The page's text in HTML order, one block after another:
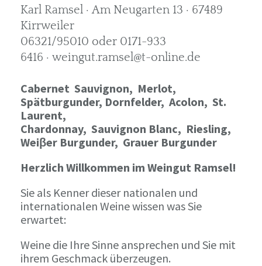
Karl Ramsel · Am Neugarten 13 · 67489
Kirrweiler
06321/95010 oder 0171-933
6416 · weingut.ramsel@t-online.de
Cabernet Sauvignon, Merlot,
Spätburgunder, Dornfelder, Acolon, St.
Laurent,
Chardonnay, Sauvignon Blanc, Riesling,
Weiβer Burgunder, Grauer Burgunder
Herzlich Willkommen im Weingut Ramsel!
Sie als Kenner dieser nationalen und
internationalen Weine wissen was Sie
erwartet:
Weine die Ihre Sinne ansprechen und Sie mit
ihrem Geschmack überzeugen.